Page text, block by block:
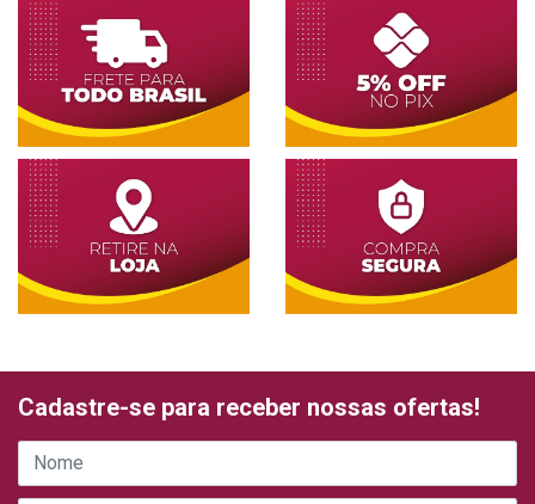
Cadastre-se para receber nossas ofertas!